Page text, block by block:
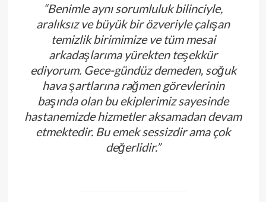
“Benimle aynı sorumluluk bilinciyle,
aralıksız ve büyük bir özveriyle çalışan
temizlik birimimize ve tüm mesai
arkadaşlarıma yürekten teşekkür
ediyorum. Gece-gündüz demeden, soğuk
hava şartlarına rağmen görevlerinin
başında olan bu ekiplerimiz sayesinde
hastanemizde hizmetler aksamadan devam
etmektedir. Bu emek sessizdir ama çok
değerlidir.”